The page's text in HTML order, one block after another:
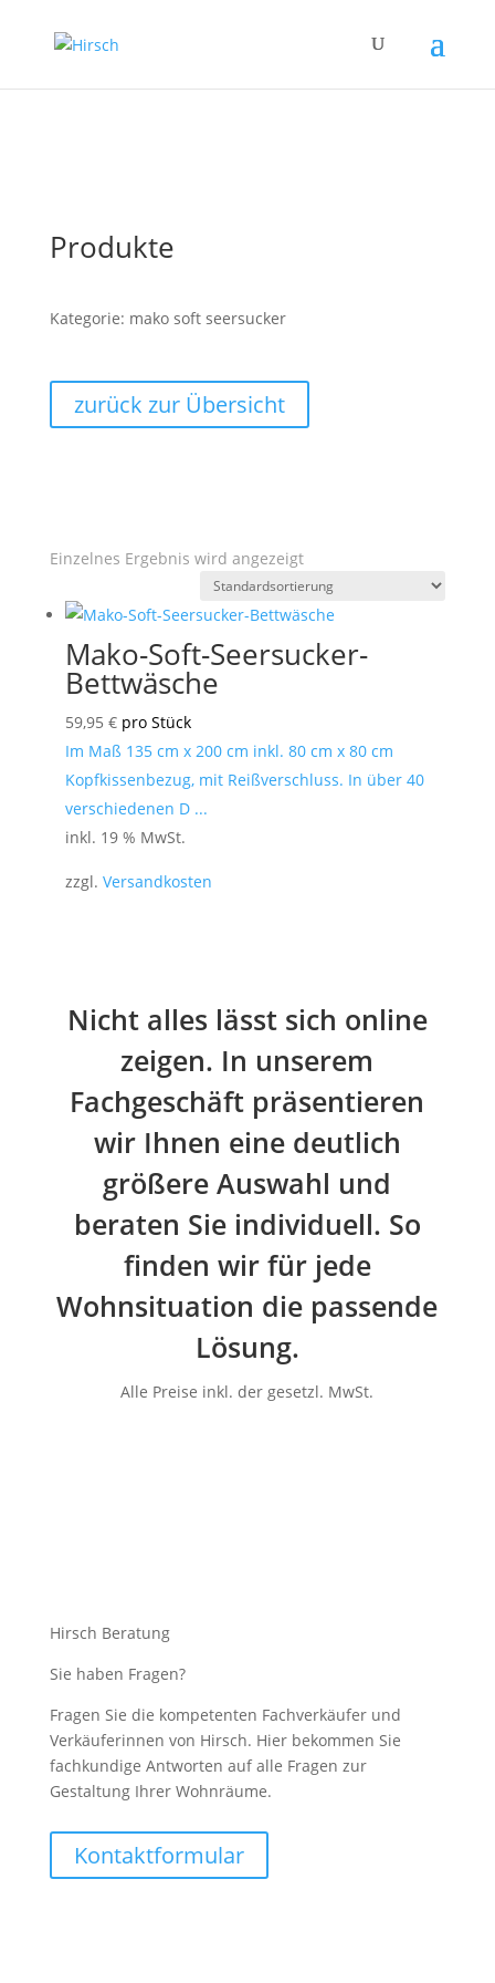
Produkte
Kategorie: mako soft seersucker
zurück zur Übersicht
Einzelnes Ergebnis wird angezeigt
Mako-Soft-Seersucker-
Bettwäsche
59,95 € pro Stück
Im Maß 135 cm x 200 cm inkl. 80 cm x 80 cm
Kopfkissenbezug, mit Reißverschluss. In über 40
verschiedenen D ...
inkl. 19 % MwSt.
zzgl. Versandkosten
Nicht alles lässt sich online
zeigen. In unserem
Fachgeschäft präsentieren
wir Ihnen eine deutlich
größere Auswahl und
beraten Sie individuell. So
finden wir für jede
Wohnsituation die passende
Lösung.
Alle Preise inkl. der gesetzl. MwSt.
Hirsch Beratung
Sie haben Fragen?
Fragen Sie die kompetenten Fachverkäufer und
Verkäuferinnen von Hirsch. Hier bekommen Sie
fachkundige Antworten auf alle Fragen zur
Gestaltung Ihrer Wohnräume.
Kontaktformular